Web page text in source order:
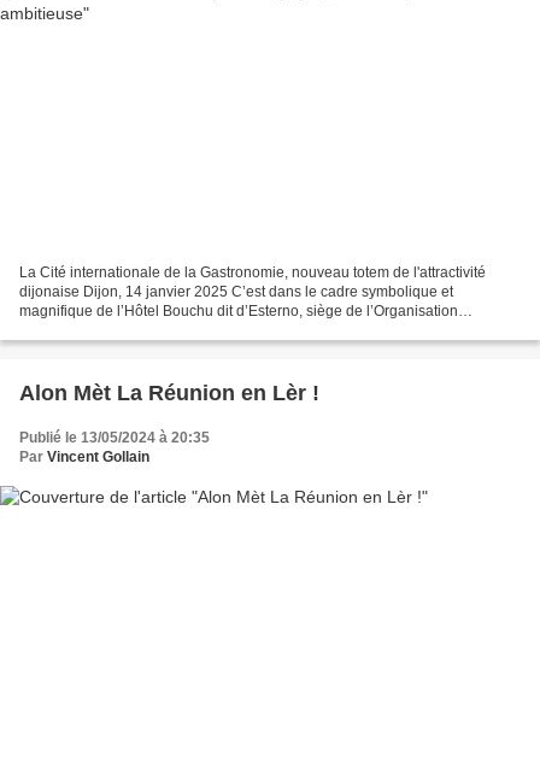
La Cité internationale de la Gastronomie, nouveau totem de l'attractivité
dijonaise Dijon, 14 janvier 2025 C’est dans le cadre symbolique et
magnifique de l’Hôtel Bouchu dit d’Esterno, siège de l’Organisation
Alon Mèt La Réunion en Lèr !
Publié le 13/05/2024 à 20:35
Par Vincent Gollain